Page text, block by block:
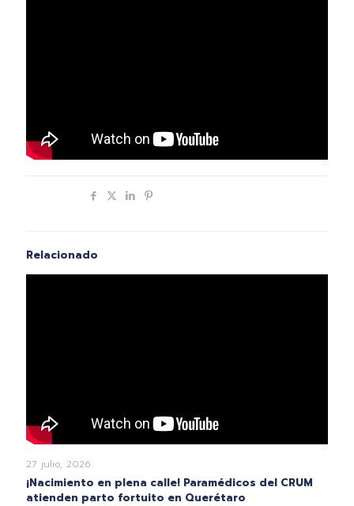
Relacionado
27 julio, 2026
¡Nacimiento en plena calle! Paramédicos del CRUM
atienden parto fortuito en Querétaro